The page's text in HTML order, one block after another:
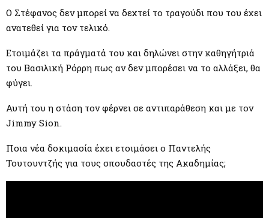
E
N
Ο Στέφανος δεν μπορεί να δεχτεί το τραγούδι που του έχει
ανατεθεί για τον τελικό.
Ετοιμάζει τα πράγματά του και δηλώνει στην καθηγήτριά
του Βασιλική Ρόρρη πως αν δεν μπορέσει να το αλλάξει, θα
φύγει.
Αυτή του η στάση τον φέρνει σε αντιπαράθεση και με τον
Jimmy Sion.
Ποια νέα δοκιμασία έχει ετοιμάσει ο Παντελής
Τουτουντζής για τους σπουδαστές της Ακαδημίας;